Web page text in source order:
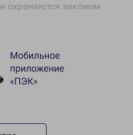
охраняются законом